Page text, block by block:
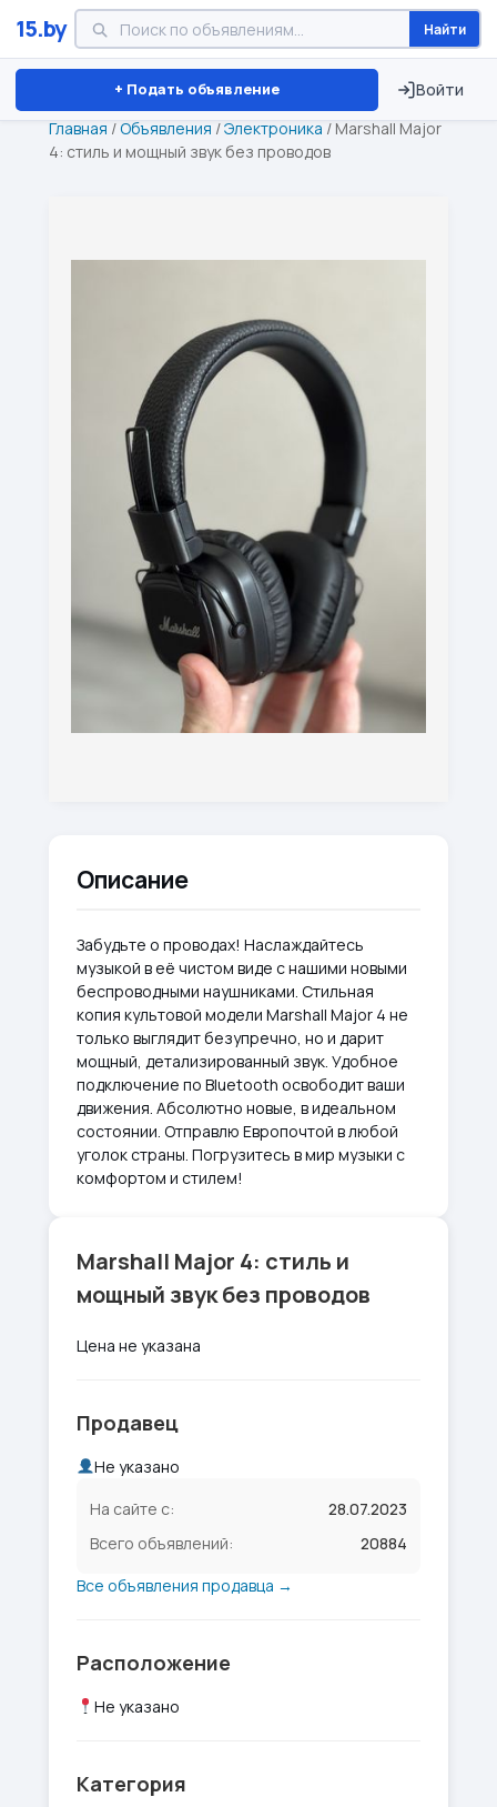
15.by Найти
+ Подать объявление Войти
Минск Витебск Брест ⏱ ТОЛЬКО 15 ДНЕЙ
Главная /Объявления /Электроника / Marshall Major
4: стиль и мощный звук без проводов
Описание
Забудьте о проводах! Наслаждайтесь
музыкой в её чистом виде с нашими новыми
беспроводными наушниками. Стильная
копия культовой модели Marshall Major 4 не
только выглядит безупречно, но и дарит
мощный, детализированный звук. Удобное
подключение по Bluetooth освободит ваши
движения. Абсолютно новые, в идеальном
состоянии. Отправлю Европочтой в любой
уголок страны. Погрузитесь в мир музыки с
комфортом и стилем!
Marshall Major 4: стиль и
мощный звук без проводов
Цена не указана
Продавец
Не указано
На сайте с:
28.07.2023
Всего объявлений:
20884
Все объявления продавца →
Расположение
Не указано
Категория